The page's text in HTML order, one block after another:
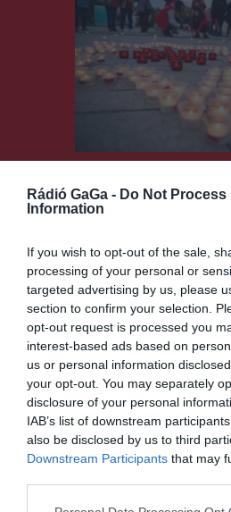
Rádió GaGa - Do Not Process
Information
If you wish to opt-out of the sale,
processing of your personal or
targeted advertising by us, please
section to confirm your selection.
opt-out request is processed you
interest-based ads based on
us or personal information
your opt-out. You may separately
disclosure of your personal
IAB’s list of downstream
also be disclosed by us to third
Downstream Participants that may
Egymillió
a nélkülözők
megsegítéséért
CSÍKSZÉK 2023.10.10.